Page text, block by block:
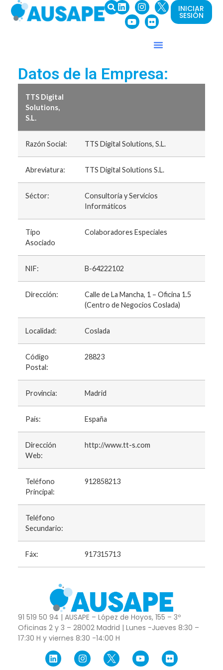
INICIAR
SESIÓN
Datos de la Empresa:
TTS Digital
Solutions,
S.L.
Razón Social: TTS Digital Solutions, S.L.
Abreviatura: TTS Digital Solutions S.L.
Séctor:
Consultoría y Servicios
Informáticos
Tipo
Asociado
Colaboradores Especiales
NIF: B-64222102
Dirección:
Calle de La Mancha, 1 – Oficina 1.5
(Centro de Negocios Coslada)
Localidad: Coslada
Código
Postal:
28823
Provincia: Madrid
País: España
Dirección
Web:
http://www.tt-s.com
Teléfono
Principal:
912858213
Teléfono
Secundario:
Fáx: 917315713
91 519 50 94 | AUSAPE – López de Hoyos, 155 – 3º
Oficinas 2 y 3 – 28002 Madrid | Lunes -Jueves 8:30 –
17:30 H y viernes 8:30 -14:00 H